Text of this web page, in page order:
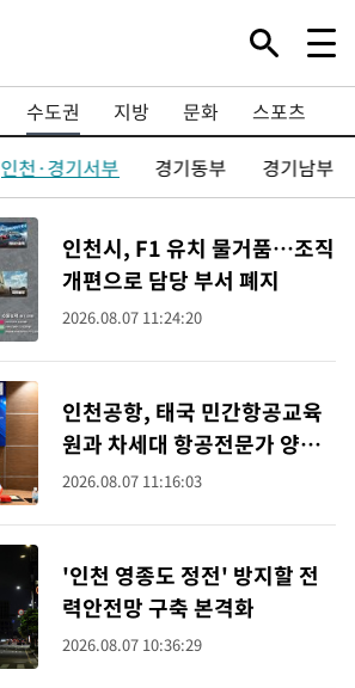
수도권 지방 문화 스포츠
인천·경기서부 경기동부 경기남부
인천시, F1 유치 물거품…조직
개편으로 담당 부서 폐지
2026.08.07 11:24:20
인천공항, 태국 민간항공교육
원과 차세대 항공전문가 양성
협약
2026.08.07 11:16:03
'인천 영종도 정전' 방지할 전
력안전망 구축 본격화
2026.08.07 10:36:29